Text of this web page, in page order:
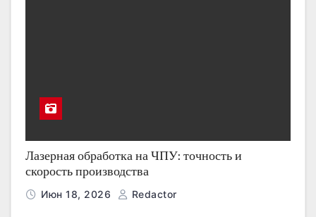
Лазерная обработка на ЧПУ: точность и
скорость производства
Июн 18, 2026 Redactor